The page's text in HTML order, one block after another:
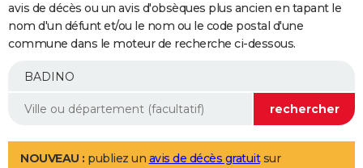
Retraite
Epargne
Immobilier
Risques naturels par ville
Banque
Assurance
AUTO
Essais
Réserver un essai
Citadines
Berlines
SUV
Forum auto
+
Mobiles
Meilleur smartphone
Internet
Ordinateurs
Jeux vidéo
Guide high-tech
Aménagement intérieur
LIFESTYLE
avis de décès ou un avis d'obsèques plus ancien en tapant le
nom d'un défunt et/ou le nom ou le code postal d'une
commune dans le moteur de recherche ci-dessous.
NOUVEAU : publiez un avis de décès gratuitsur